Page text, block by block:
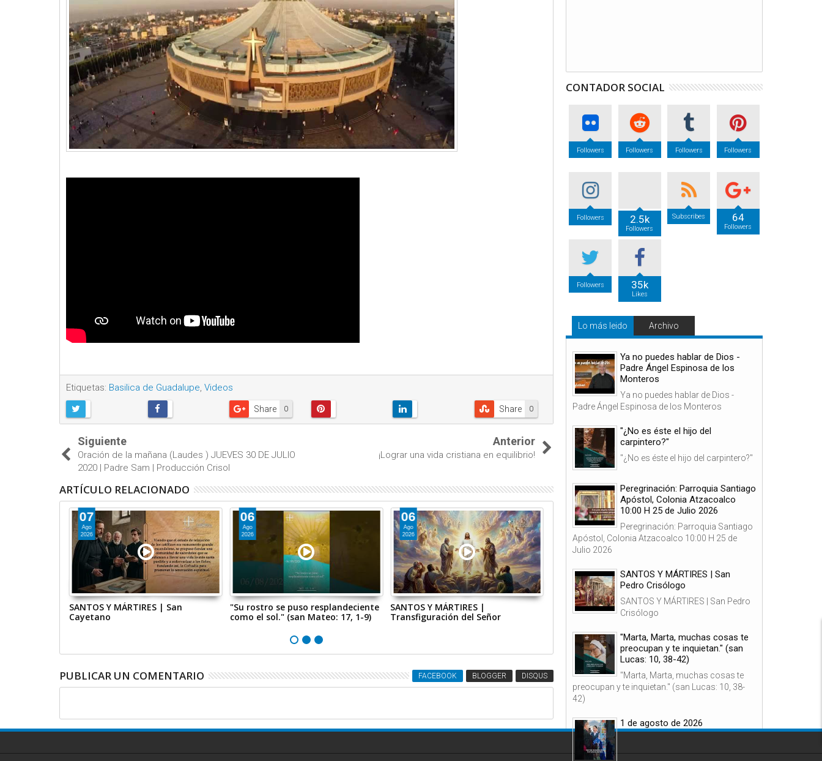
Etiquetas: Basilica de Guadalupe, Videos
0
Share 0
Share
Siguiente
Oración de la mañana (Laudes ) JUEVES 30 DE JULIO
2020 | Padre Sam | Producción Crisol
Anterior
¡Lograr una vida cristiana en equilibrio!
ARTÍCULO RELACIONADO
07
Ago
2026
SANTOS Y MÁRTIRES | San
Cayetano
06
Ago
2026
"Su rostro se puso resplandeciente
como el sol." (san Mateo: 17, 1-9)
06
Ago
2026
SANTOS Y MÁRTIRES |
Transfiguración del Señor
05
Ago
2026
Diócesis de Torreón, 5 de Agosto de
2026, 12:00 h.
Ago
2026
Diócesis de Torreón, 5
PUBLICAR UN COMENTARIO FACEBOOK BLOGGER DISQUS
CONTADOR SOCIAL
Followers Followers Followers Followers
Followers 2.5k
Followers
Subscribes 64
Followers
Followers 35k
Likes
Lo más leido Archivo
Ya no puedes hablar de Dios -
Padre Ángel Espinosa de los
Monteros
Ya no puedes hablar de Dios -
Padre Ángel Espinosa de los Monteros
"¿No es éste el hijo del
carpintero?"
"¿No es éste el hijo del carpintero?"
Peregrinación: Parroquia Santiago
Apóstol, Colonia Atzacoalco
10:00 H 25 de Julio 2026
Peregrinación: Parroquia Santiago
Apóstol, Colonia Atzacoalco 10:00 H 25 de
Julio 2026
SANTOS Y MÁRTIRES | San
Pedro Crisólogo
SANTOS Y MÁRTIRES | San Pedro
Crisólogo
"Marta, Marta, muchas cosas te
preocupan y te inquietan." (san
Lucas: 10, 38-42)
"Marta, Marta, muchas cosas te
preocupan y te inquietan." (san Lucas: 10, 38-
42)
1 de agosto de 2026